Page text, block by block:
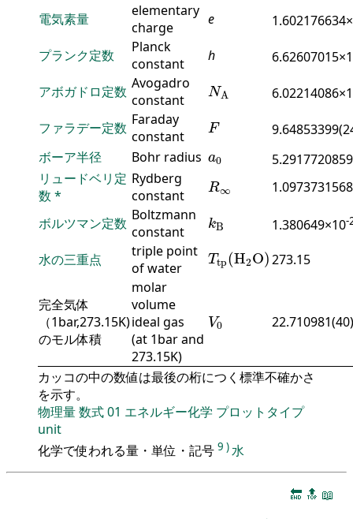
電気素量
elementary
charge
e
プランク定数
Planck
constant
h
アボガドロ定数 Avogadro
constant
NA
NA
ファラデー定数 Faraday
constant
F
F
ボーア半径
Bohr radius a0
a0
リュードベリ定
数 *
Rydberg
constant
R∞
R∞
ボルツマン定数 Boltzmann
constant
kB
k 1.380649×10-
水の三重点
triple point
of water
Ttp(H2O)
Ttp(H 2O)273.15
完全気体
（1bar,273.15K)
のモル体積
molar
volume
ideal gas
(at 1bar and
273.15K)
V0
V0 22.710981(40)
カッコの中の数値は最後の桁につく標準不確かさ
を示す。
物理量数式01 エネルギー化学 プロットタイプ
unit
化学で使われる量・単位・記号 9 )水
🔚 🔝 📖